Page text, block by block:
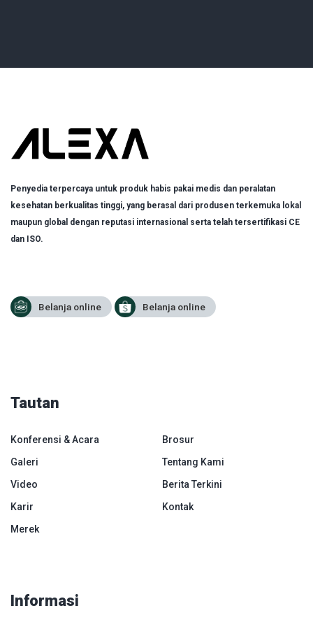
Penyedia terpercaya untuk produk habis pakai medis dan peralatan
kesehatan berkualitas tinggi, yang berasal dari produsen terkemuka lokal
maupun global dengan reputasi internasional serta telah tersertifikasi CE
dan ISO.
Belanja online Belanja online
Tautan
Konferensi & Acara
Galeri
Video
Karir
Merek
Brosur
Tentang Kami
Berita Terkini
Kontak
Informasi